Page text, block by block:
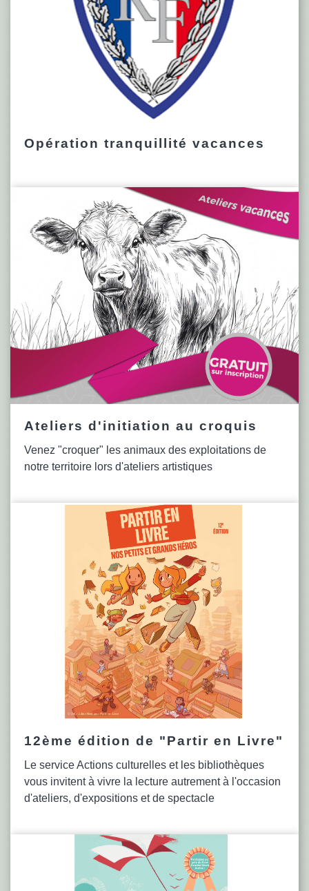
Opération tranquillité vacances
Ateliers d'initiation au croquis
Venez "croquer" les animaux des exploitations de
notre territoire lors d'ateliers artistiques
12ème édition de "Partir en Livre"
Le service Actions culturelles et les bibliothèques
vous invitent à vivre la lecture autrement à l'occasion
d'ateliers, d'expositions et de spectacle